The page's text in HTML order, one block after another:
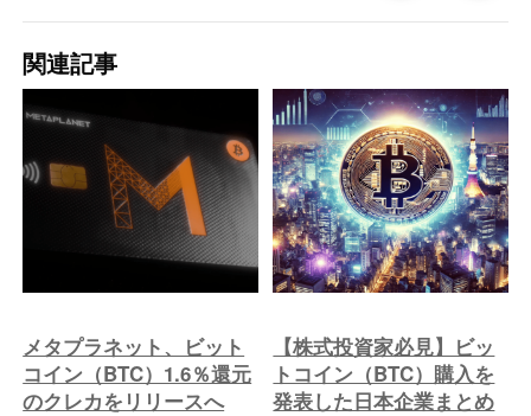
去
の
投
稿
へ
関連記事
メタプラネット、ビット
コイン（BTC）1.6％還元
のクレカをリリースへ
【株式投資家必見】ビッ
トコイン（BTC）購入を
発表した日本企業まとめ